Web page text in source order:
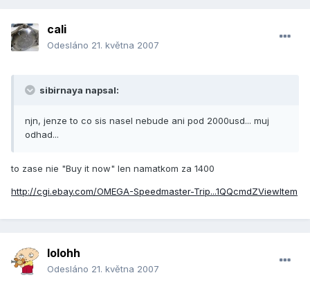
cali
Odesláno 21. května 2007
sibirnaya napsal:
njn, jenze to co sis nasel nebude ani pod 2000usd... muj
odhad...
to zase nie "Buy it now" len namatkom za 1400
http://cgi.ebay.com/OMEGA-Speedmaster-Trip...1QQcmdZViewItem
lolohh
Odesláno 21. května 2007